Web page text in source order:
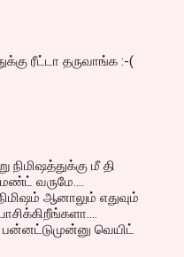
ரீட்டா தருவாங்க :-(
நிமிஷத்துக்கு மீ தி
வருமே....
ஆனாலும் எதுவும்
வெயிட்